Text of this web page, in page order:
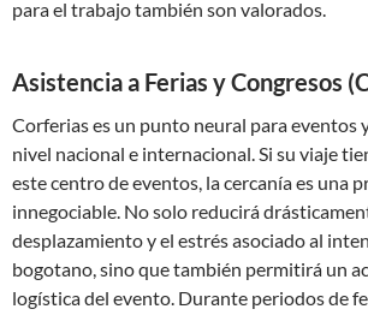
para el trabajo también son valorados.
Asistencia a Ferias y Congresos
Corferias es un punto neural para eventos
nivel nacional e internacional. Si su viaje
este centro de eventos, la cercanía es una
innegociable. No solo reducirá
desplazamiento y el estrés asociado al
bogotano, sino que también permitirá un
logística del evento. Durante periodos de